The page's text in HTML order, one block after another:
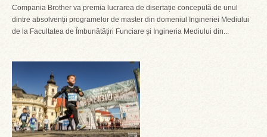
Compania Brother va premia lucrarea de disertație concepută de unul
dintre absolvenții programelor de master din domeniul Ingineriei Mediului
de la Facultatea de Îmbunătățiri Funciare și Ingineria Mediului din...